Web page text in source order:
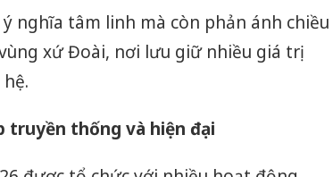
nghĩa tâm linh mà còn phản ánh chiều
xứ Đoài, nơi lưu giữ nhiều giá trị
truyền thống và hiện đại